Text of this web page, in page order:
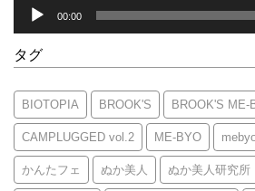
00:00
タグ
BIOTOPIA BROOK'S BROOK'S ME-
CAMPLUGGED vol.2 ME-BYO
かんたフェ ぬか美人 ぬか美人研究所